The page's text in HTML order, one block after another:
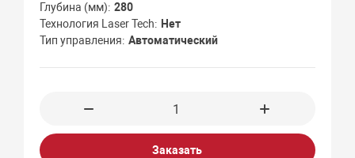
Глубина (мм) 280
Технология Laser Tech
Нет
Тип управления Автоматический
Заказать